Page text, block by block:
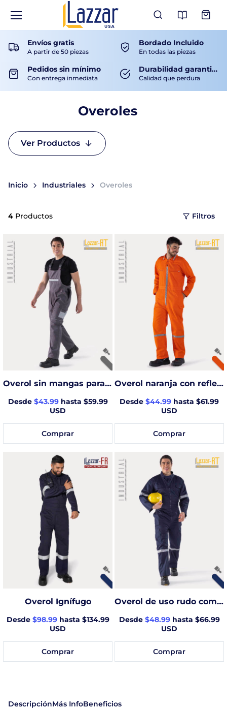
Ver
Envíos gratis
A partir de 50 piezas
Bordado Incluido
En todas las piezas
Pedidos sin mínimo
Con entrega inmediata
Durabilidad garantizada
Calidad que perdura
Overoles
Ver Productos
Inicio Industriales Overoles
4 Productos Filtros
Overol sin mangas para mecánico
Desde $43.99hasta $59.99
USD
Comprar
Overol naranja con reflejante (Pemex)
Desde $44.99 hasta $61.99
USD
Comprar
Overol Ignífugo
Desde $98.99hasta $134.99
USD
Comprar
Overol de uso rudo completo con reflejante
Desde $48.99hasta $66.99
USD
Comprar
DescripciónMás InfoBeneficios